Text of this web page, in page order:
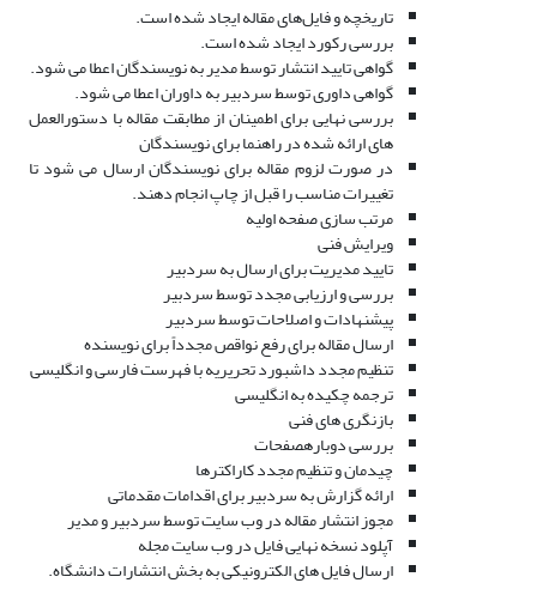
تاریخچه و فایل‌های مقاله ایجاد شده است.
بررسی رکورد ایجاد شده است.
گواهی تایید انتشار توسط مدیر به نویسندگان اعطا می شود.
گواهی داوری توسط سردبیر به داوران اعطا می شود.
بررسی نهایی برای اطمینان از مطابقت مقاله با دستورالعمل
های ارائه شده در راهنما برای نویسندگان
در صورت لزوم مقاله برای نویسندگان ارسال می شود تا
تغییرات مناسب را قبل از چاپ انجام دهند.
مرتب سازی صفحه اولیه
ویرایش فنی
تایید مدیریت برای ارسال به سردبیر
بررسی و ارزیابی مجدد توسط سردبیر
پیشنهادات و اصلاحات توسط سردبیر
ارسال مقاله برای رفع نواقص مجدداً برای نویسنده
تنظیم مجدد داشبورد تحریریه با فهرست فارسی و انگلیسی
ترجمه چکیده به انگلیسی
بازنگری های فنی
بررسی دوبارهصفحات
چیدمان و تنظیم مجدد کاراکترها
ارائه گزارش به سردبیر برای اقدامات مقدماتی
مجوز انتشار مقاله در وب سایت توسط سردبیر و مدیر
آپلود نسخه نهایی فایل در وب سایت مجله
ارسال فایل های الکترونیکی به بخش انتشارات دانشگاه.